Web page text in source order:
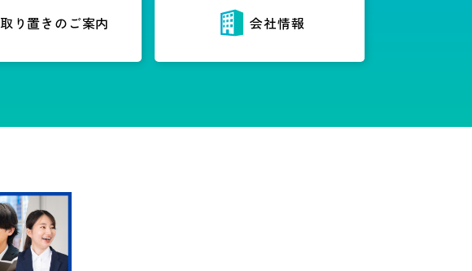
取り置きのご案内 会社情報